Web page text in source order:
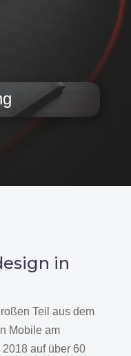
in
Teil aus dem
Mobile am
auf über 60